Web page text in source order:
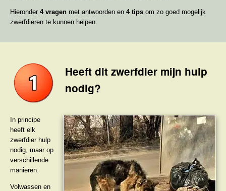
Hieronder 4 vragen met antwoorden en 4 tips om zo goed mogelijk
zwerfdieren te kunnen helpen.
Heeft dit zwerfdier mijn hulp
nodig?
In principe
heeft elk
zwerfdier hulp
nodig, maar op
verschillende
manieren.
Volwassen en